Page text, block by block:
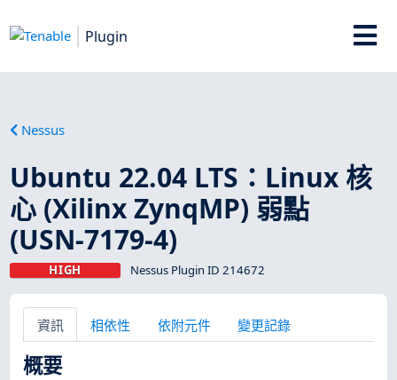
Plugin
Nessus
Ubuntu 22.04 LTS：Linux 核
心 (Xilinx ZynqMP) 弱點
(USN-7179-4)
HIGH Nessus Plugin ID 214672
資訊 相依性 依附元件 變更記錄
概要